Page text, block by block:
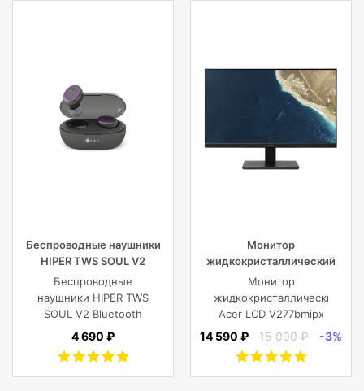
Беспроводные наушники
HIPER TWS SOUL V2
Bluetooth 5.0 гарнитура Li-
Pol 2x43mAh+380mAh,
черный
Беспроводные
наушники HIPER TWS
SOUL V2 Bluetooth
5.0 гарнитура Li-Pol
Черный
4 690 ₽
Монитор
жидкокристаллический
Acer LCD V277bmipx 27”
[16:9] 1920х1080(FHD) IPS
Монитор
жидкокристаллический
Acer LCD V277bmipx
27'' [16:9]
nonGLARE,
250cd/m2,
14 590 ₽ 15 090 ₽ -3%